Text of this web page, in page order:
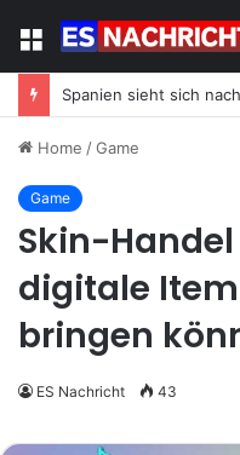
Menu
Home /Game
Game
Skin-Handel
digitale
bringen
ES Nachricht 43